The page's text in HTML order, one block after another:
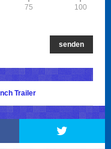
75 100
senden
Trailer